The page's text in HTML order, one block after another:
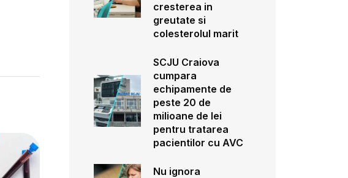
cresterea in
greutate si
colesterolul marit
SCJU Craiova
cumpara
echipamente de
peste 20 de
milioane de lei
pentru tratarea
pacientilor cu AVC
Nu ignora